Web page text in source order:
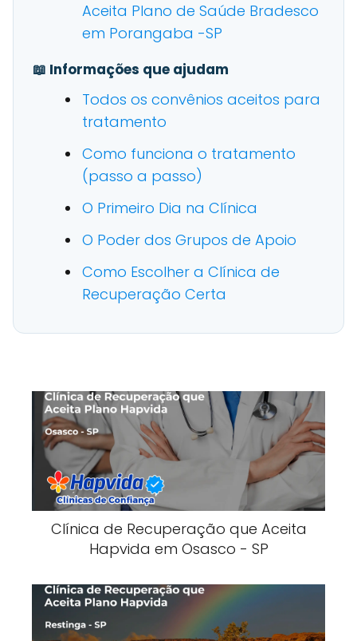
Aceita Plano de Saúde Bradesco
em Porangaba -SP
📖 Informações que ajudam
Todos os convênios aceitos para
tratamento
Como funciona o tratamento
(passo a passo)
O Primeiro Dia na Clínica
O Poder dos Grupos de Apoio
Como Escolher a Clínica de
Recuperação Certa
Clínica de Recuperação que Aceita
Hapvida em Osasco - SP